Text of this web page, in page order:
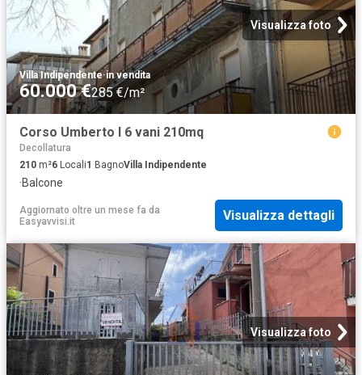
Visualizza foto
Villa Indipendente·in vendita
60.000 €285 €/m²
Corso Umberto I 6 vani 210mq
Decollatura
210 m²6 Locali1 BagnoVilla Indipendente
·Balcone
Aggiornato oltre un mese fa da
Easyavvisi.it
Visualizza dettagli
Visualizza foto